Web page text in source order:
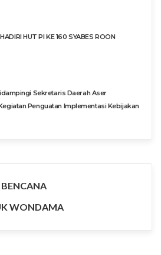
HUT PI KE 160 SYABES ROON
Sekretaris Daerah Aser
Penguatan Implementasi Kebijakan
WONDAMA